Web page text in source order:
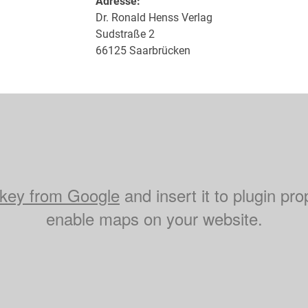
Dr. Ronald Henss Verlag
Sudstraße 2
66125 Saarbrücken
from Google and insert it to plugin
enable maps on your website.